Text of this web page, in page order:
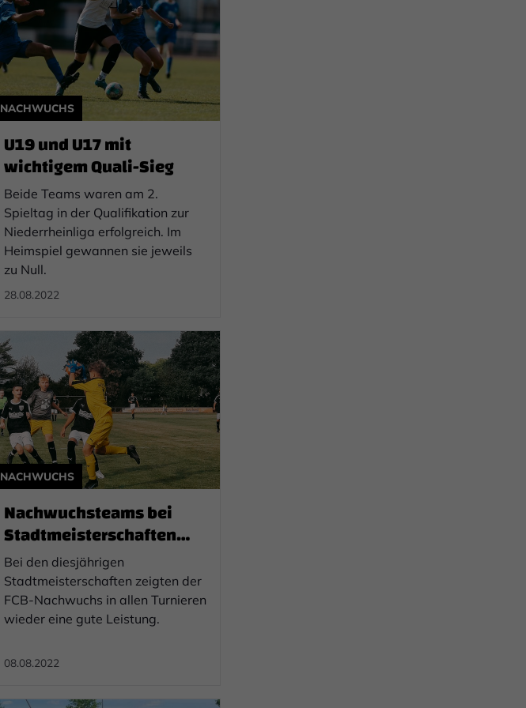
NACHWUCHS
U19 und U17 mit
wichtigem Quali-Sieg
Beide Teams waren am 2.
Spieltag in der Qualifikation zur
Niederrheinliga erfolgreich. Im
Heimspiel gewannen sie jeweils
zu Null.
28.08.2022
NACHWUCHS
Nachwuchsteams bei
Stadtmeisterschaften
erfolgreich
Bei den diesjährigen
Stadtmeisterschaften zeigten der
FCB-Nachwuchs in allen Turnieren
wieder eine gute Leistung.
08.08.2022